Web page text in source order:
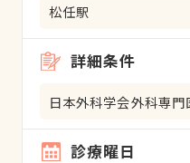
松任駅
詳細条件
日本外科学会外科専門
診療曜日